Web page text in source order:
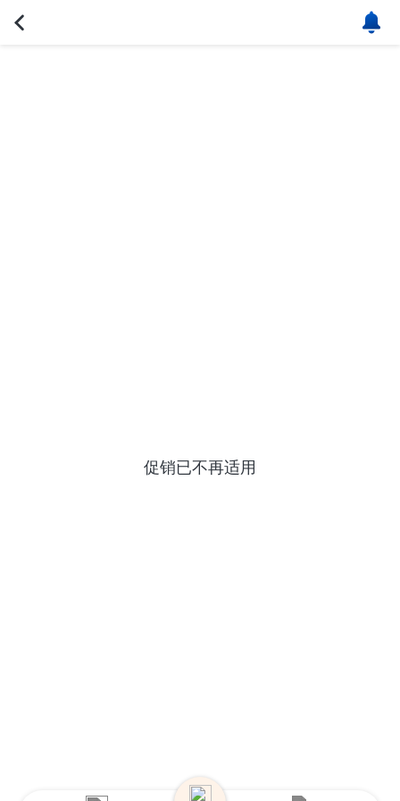
促销已不再适用